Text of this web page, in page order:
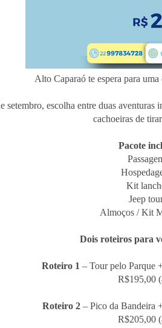
Alto Caparaó te espera para
setembro, escolha entre duas
cachoeiras de
Pacote
Kit
Jeep
Almoços / Kit
Dois roteiros para
Roteiro 1 – Tour pelo Parque
R$195,00
Roteiro 2– Pico da Bandeira
R$205,00